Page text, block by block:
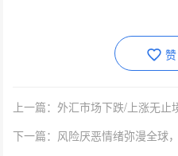
赞
上一篇：外汇市场下跌/上涨无止
下一篇：风险厌恶情绪弥漫全球